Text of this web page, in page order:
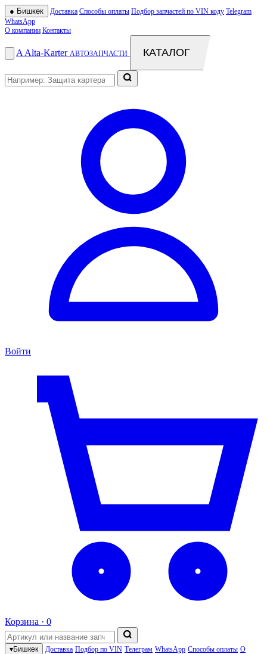
● Бишкек Доставка Способы оплаты Подбор запчастей по VIN коду Telegram
WhatsApp
О компании Контакты
A Alta-Karter АВТОЗАПЧАСТИ КАТАЛОГ
Войти
Корзина · 0
▾Бишкек Доставка Подбор по VIN Телеграм WhatsApp Способы оплаты О